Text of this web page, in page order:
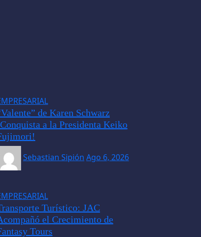
de Karen Schwarz
a la Presidenta Keiko
Sebastian Sipión Ago 6, 2026
Turístico: JAC
el Crecimiento de
Tours